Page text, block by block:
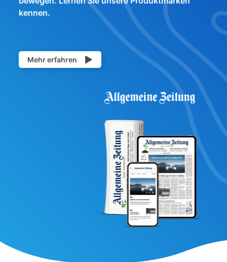
kennen.
Mehr erfahren